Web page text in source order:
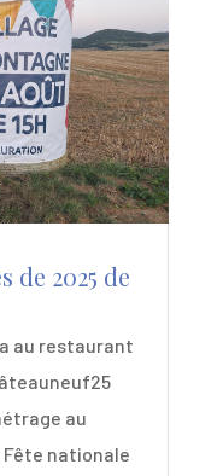
de 2025 de
au restaurant
au
Fête nationale